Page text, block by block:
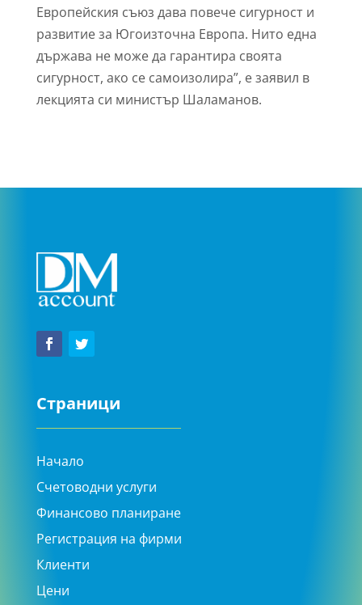
Европейския съюз дава повече сигурност и
развитие за Югоизточна Европа. Нито една
държава не може да гарантира своята
сигурност, ако се самоизолира”, е заявил в
лекцията си министър Шаламанов.
Страници
Начало
Счетоводни услуги
Финансово планиране
Регистрация на фирми
Клиенти
Цени